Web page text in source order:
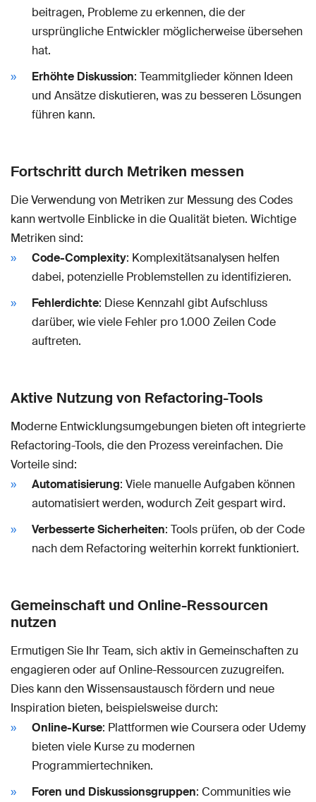
beitragen, Probleme zu erkennen, die der
ursprüngliche Entwickler möglicherweise übersehen
hat.
Erhöhte Diskussion: Teammitglieder können Ideen
und Ansätze diskutieren, was zu besseren Lösungen
führen kann.
Fortschritt durch Metriken messen
Die Verwendung von Metriken zur Messung des Codes
kann wertvolle Einblicke in die Qualität bieten. Wichtige
Metriken sind:
Code-Complexity: Komplexitätsanalysen helfen
dabei, potenzielle Problemstellen zu identifizieren.
Fehlerdichte: Diese Kennzahl gibt Aufschluss
darüber, wie viele Fehler pro 1.000 Zeilen Code
auftreten.
Aktive Nutzung von Refactoring-Tools
Moderne Entwicklungsumgebungen bieten oft integrierte
Refactoring-Tools, die den Prozess vereinfachen. Die
Vorteile sind:
Automatisierung: Viele manuelle Aufgaben können
automatisiert werden, wodurch Zeit gespart wird.
Verbesserte Sicherheiten: Tools prüfen, ob der Code
nach dem Refactoring weiterhin korrekt funktioniert.
Gemeinschaft und Online-Ressourcen
nutzen
Ermutigen Sie Ihr Team, sich aktiv in Gemeinschaften zu
engagieren oder auf Online-Ressourcen zuzugreifen.
Dies kann den Wissensaustausch fördern und neue
Inspiration bieten, beispielsweise durch:
Online-Kurse: Plattformen wie Coursera oder Udemy
bieten viele Kurse zu modernen
Programmiertechniken.
Foren und Diskussionsgruppen: Communities wie